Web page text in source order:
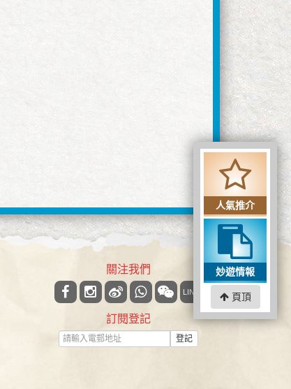
關注我們
LINE
訂閱登記
登記
人氣推介
妙遊情報
頁頂